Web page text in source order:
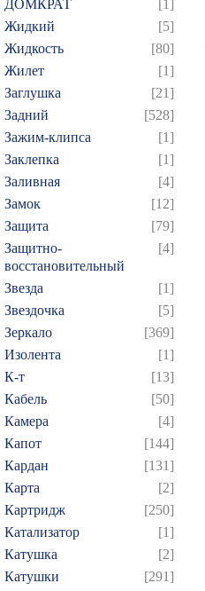
ДОМКРАТ
[1]
Жидкий
[5]
Жидкость
[80]
Жилет
[1]
Заглушка
[21]
Задний
[528]
Зажим-клипса
[1]
Заклепка
[1]
Заливная
[4]
Замок
[12]
Защита
[79]
Защитно-
восстановительный
[4]
Звезда
[1]
Звездочка
[5]
Зеркало
[369]
Изолента
[1]
К-т
[13]
Кабель
[50]
Камера
[4]
Капот
[144]
Кардан
[131]
Карта
[2]
Картридж
[250]
Катализатор
[1]
Катушка
[2]
Катушки
[291]